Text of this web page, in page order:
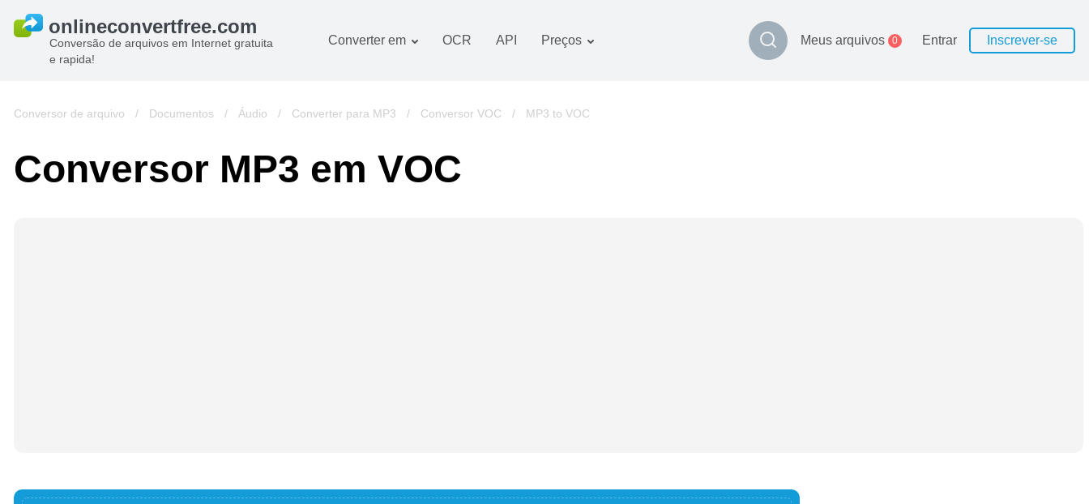
Conversão de arquivos em Internet gratuita
e rapida!
Converter em
Imagem conversor
Books conversor
OCR API Preços Meus arquivos 0 Entrar Inscrever-se
Conversor de arquivo / Documentos / Áudio / Converter para MP3 / Conversor VOC / MP3 to VOC
Conversor MP3 em VOC